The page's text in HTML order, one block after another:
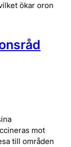
ökar oron
mot
till områden